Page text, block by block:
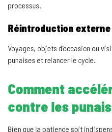
processus.
Réintroduction externe
Voyages, objets d’occasion ou
punaises et relancer le cycle.
Comment
contre les
Bien que la patience soit